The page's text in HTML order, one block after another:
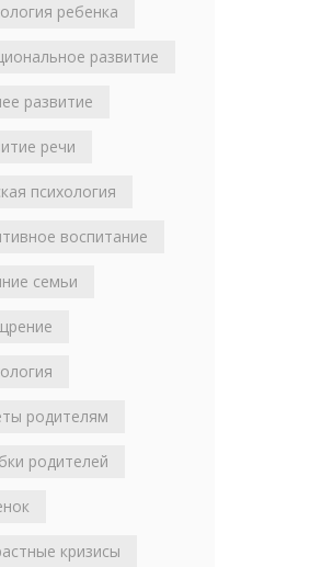
ребенка
развитие
развитие
речи
психология
воспитание
семьи
родителям
родителей
кризисы